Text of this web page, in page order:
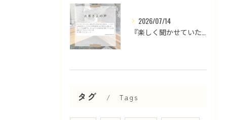
2026/07/14
タグ Tags